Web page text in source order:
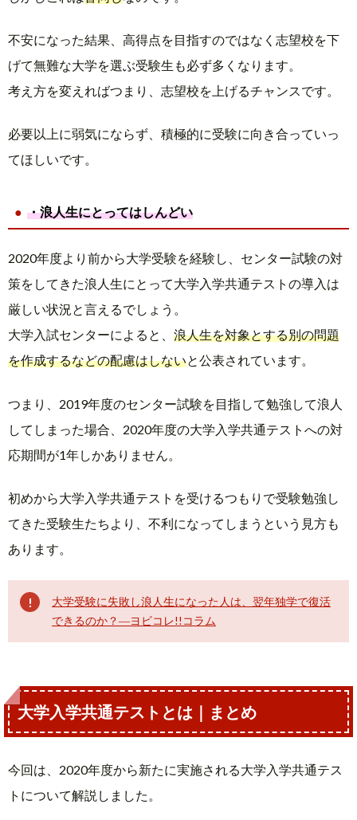
不安になった結果、高得点を目指すのではなく志望校を下
げて無難な大学を選ぶ受験生も必ず多くなります。
考え方を変えればつまり、志望校を上げるチャンスです。
必要以上に弱気にならず、積極的に受験に向き合っていっ
てほしいです。
・浪人生にとってはしんどい
2020年度より前から大学受験を経験し、センター試験の対
策をしてきた浪人生にとって大学入学共通テストの導入は
厳しい状況と言えるでしょう。
大学入試センターによると、 浪人生を対象とする別の問題
を作成するなどの配慮はしないと公表されています。
つまり、2019年度のセンター試験を目指して勉強して浪人
してしまった場合、2020年度の大学入学共通テストへの対
応期間が1年しかありません。
初めから大学入学共通テストを受けるつもりで受験勉強し
てきた受験生たちより、不利になってしまうという見方も
あります。
大学受験に失敗し浪人生になった人は、翌年独学で復活
できるのか？―ヨビコレ!!コラム
大学入学共通テストとは｜まとめ
今回は、2020年度から新たに実施される大学入学共通テス
トについて解説しました。